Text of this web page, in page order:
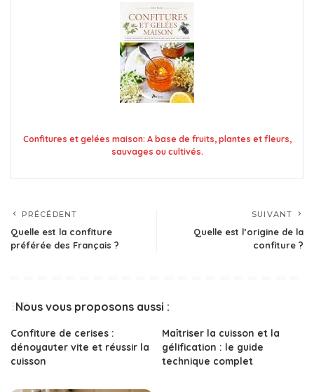
Confitures et gelées maison: A base de fruits, plantes et fleurs,
sauvages ou cultivés.
PRÉCÉDENT
Quelle est la confiture
préférée des Français ?
SUIVANT
Quelle est l’origine de la
confiture ?
Nous vous proposons aussi :
Confiture de cerises :
dénoyauter vite et réussir la
cuisson
Maîtriser la cuisson et la
gélification : le guide
technique complet